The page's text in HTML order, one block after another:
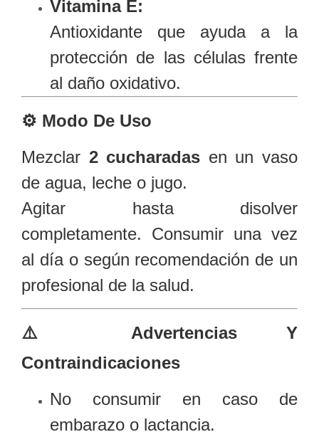
Vitamina E:
Antioxidante que ayuda a la
protección de las células frente
al daño oxidativo.
⚙️ Modo De Uso
Mezclar 2 cucharadas en un vaso
de agua, leche o jugo.
Agitar hasta disolver
completamente. Consumir una vez
al día o según recomendación de un
profesional de la salud.
⚠️ Advertencias Y
Contraindicaciones
No consumir en caso de
embarazo o lactancia.